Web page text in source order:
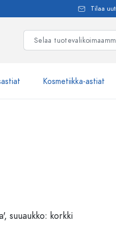
Tilaa
Kosmetiikka-astiat
Spraypullot